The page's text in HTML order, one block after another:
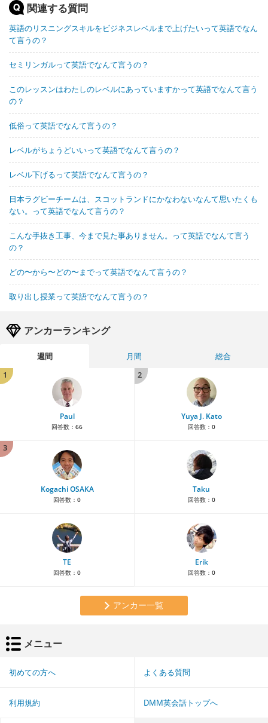
関連する質問
英語のリスニングスキルをビジネスレベルまで上げたいって英語でなん
て言うの？
セミリンガルって英語でなんて言うの？
このレッスンはわたしのレベルにあっていますかって英語でなんて言う
の？
低俗って英語でなんて言うの？
レベルがちょうどいいって英語でなんて言うの？
レベル下げるって英語でなんて言うの？
日本ラグビーチームは、スコットランドにかなわないなんて思いたくも
ない。って英語でなんて言うの？
こんな手抜き工事、今まで見た事ありません。って英語でなんて言う
の？
どの〜から〜どの〜までって英語でなんて言うの？
取り出し授業って英語でなんて言うの？
アンカーランキング
週間 月間
総合
1
Paul
回答数： 66
2
Yuya J. Kato
回答数： 0
3
Kogachi OSAKA
回答数： 0
Taku
回答数： 0
TE
回答数： 0
Erik
回答数： 0
アンカー一覧
メニュー
初めての方へ よくある質問
利用規約 DMM英会話トップへ